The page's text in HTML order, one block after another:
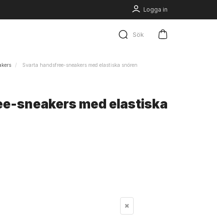
Logga in
Sök
Svarta handsfree-sneakers med elastiska snören
sneakers med elastiska